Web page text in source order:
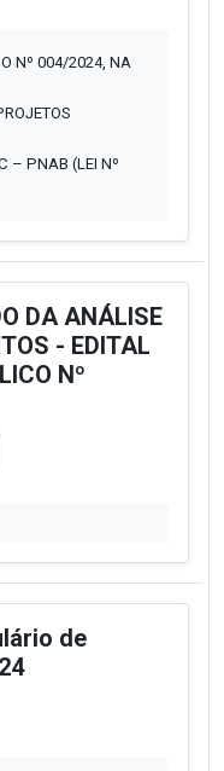
Nº 004/2024, NA
– PNAB (LEI Nº
DA ANÁLISE
- EDITAL
Nº
de